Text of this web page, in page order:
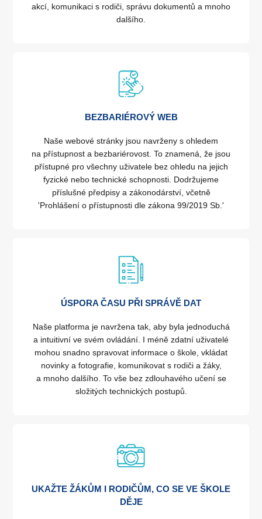
akcí, komunikaci s rodiči, správu dokumentů a mnoho
dalšího.
BEZBARIÉROVÝ WEB
Naše webové stránky jsou navrženy s ohledem
na přístupnost a bezbariérovost. To znamená, že jsou
přístupné pro všechny uživatele bez ohledu na jejich
fyzické nebo technické schopnosti. Dodržujeme
příslušné předpisy a zákonodárství, včetně
'Prohlášení o přístupnosti dle zákona 99/2019 Sb.'
ÚSPORA ČASU PŘI SPRÁVĚ DAT
Naše platforma je navržena tak, aby byla jednoduchá
a intuitivní ve svém ovládání. I méně zdatní uživatelé
mohou snadno spravovat informace o škole, vkládat
novinky a fotografie, komunikovat s rodiči a žáky,
a mnoho dalšího. To vše bez zdlouhavého učení se
složitých technických postupů.
UKAŽTE ŽÁKŮM I RODIČŮM, CO SE VE ŠKOLE
DĚJE